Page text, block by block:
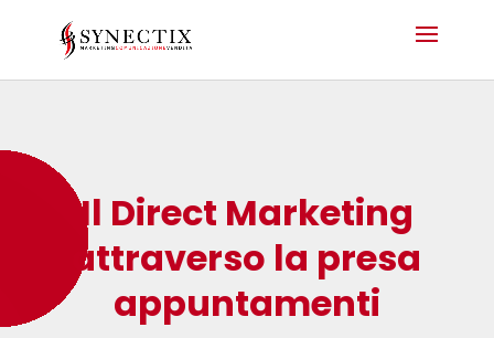
Il Direct Marketing
attraverso la presa
appuntamenti